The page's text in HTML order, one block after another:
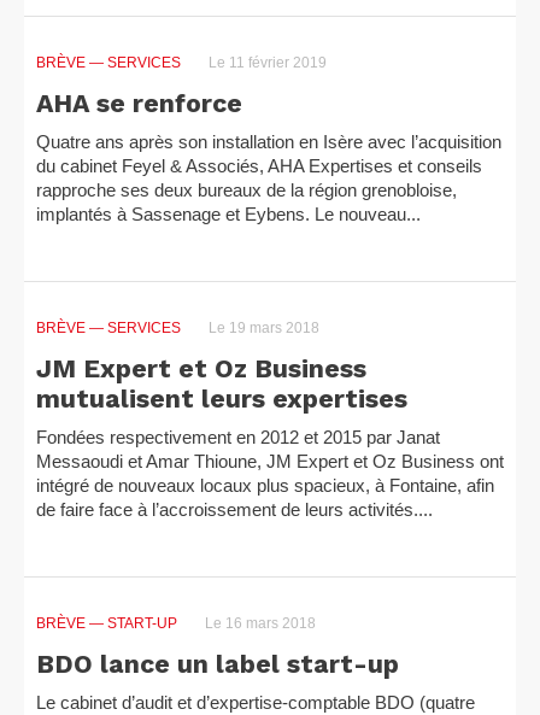
BRÈVE — SERVICES Le 11 février 2019
AHA se renforce
Quatre ans après son installation en Isère avec l’acquisition
du cabinet Feyel & Associés, AHA Expertises et conseils
rapproche ses deux bureaux de la région grenobloise,
implantés à Sassenage et Eybens. Le nouveau...
BRÈVE — SERVICES Le 19 mars 2018
JM Expert et Oz Business
mutualisent leurs expertises
Fondées respectivement en 2012 et 2015 par Janat
Messaoudi et Amar Thioune, JM Expert et Oz Business ont
intégré de nouveaux locaux plus spacieux, à Fontaine, afin
de faire face à l’accroissement de leurs activités....
BRÈVE — START-UP Le 16 mars 2018
BDO lance un label start-up
Le cabinet d’audit et d’expertise-comptable BDO (quatre